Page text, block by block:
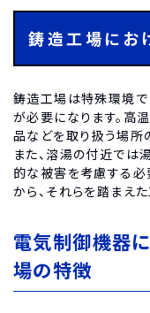
鋳造工場にお
鋳造工場は特殊環境
が必要になります。高
品などを取り扱う場所
また、溶湯の付近では
的な被害を考慮する必
から、それらを踏まえ
電気制御機器
場の特徴